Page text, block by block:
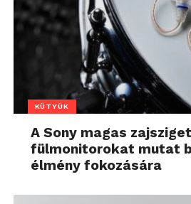
KÜTYÜK
A Sony magas
fülmonitorokat mutat
élmény fokozására